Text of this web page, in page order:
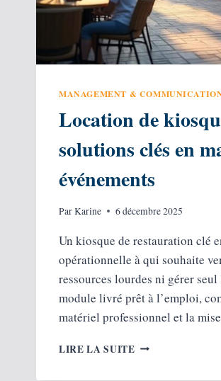
MANAGEMENT &
Location de
solutions clés en
événements
ParKarine 6 décembre 2025
Un kiosque de restauration clé
opérationnelle à qui souhaite
ressources lourdes ni gérer
module livré prêt à l’emploi,
matériel professionnel et la
LIRE LA SUITE LOCATION